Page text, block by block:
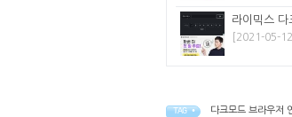
라이믹스 다
[2021-05-12]
TAG • 다크모드 브라우저